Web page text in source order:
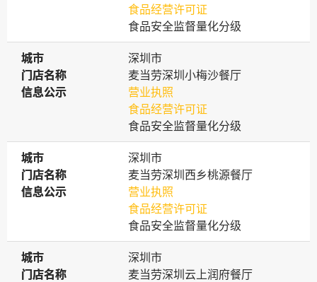
食品经营许可证
食品安全监督量化分级
城市
城市
深圳市
门店名称
门店名称
麦当劳深圳小梅沙餐厅
信息公示
信息公示
营业执照
食品经营许可证
食品安全监督量化分级
城市
城市
深圳市
门店名称
门店名称
麦当劳深圳西乡桃源餐厅
信息公示
信息公示
营业执照
食品经营许可证
食品安全监督量化分级
城市
城市
深圳市
门店名称
门店名称
麦当劳深圳云上润府餐厅